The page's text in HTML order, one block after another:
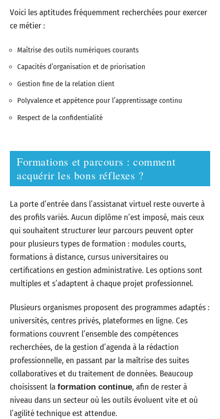
Voici les aptitudes fréquemment recherchées pour exercer
ce métier :
Maîtrise des outils numériques courants
Capacités d’organisation et de priorisation
Gestion fine de la relation client
Polyvalence et appétence pour l’apprentissage continu
Respect de la confidentialité
Formations et parcours : comment
acquérir les bons réflexes ?
La porte d’entrée dans l’assistanat virtuel reste ouverte à
des profils variés. Aucun diplôme n’est imposé, mais ceux
qui souhaitent structurer leur parcours peuvent opter
pour plusieurs types de formation : modules courts,
formations à distance, cursus universitaires ou
certifications en gestion administrative. Les options sont
multiples et s’adaptent à chaque projet professionnel.
Plusieurs organismes proposent des programmes adaptés :
universités, centres privés, plateformes en ligne. Ces
formations couvrent l’ensemble des compétences
recherchées, de la gestion d’agenda à la rédaction
professionnelle, en passant par la maîtrise des suites
collaboratives et du traitement de données. Beaucoup
choisissent la formation continue, afin de rester à
niveau dans un secteur où les outils évoluent vite et où
l’agilité technique est attendue.